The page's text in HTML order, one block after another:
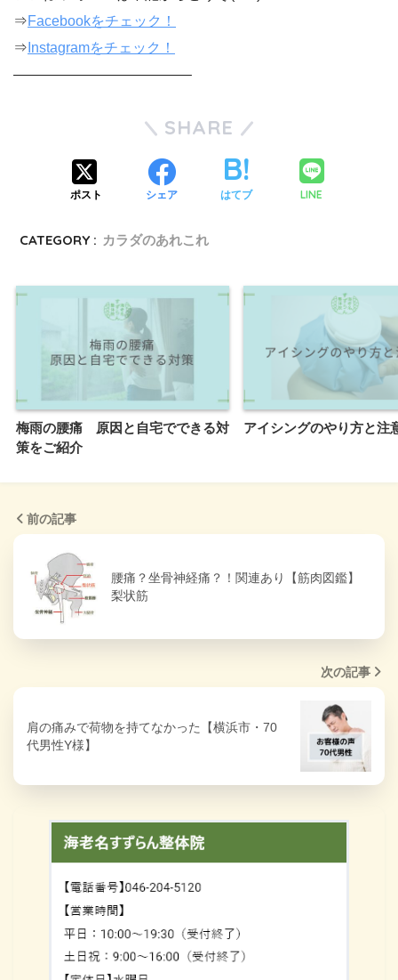
⇒Facebookをチェック！
⇒ Instagramをチェック！
————————————–
SHARE
ポスト シェア はてブ LINE
CATEGORY : カラダのあれこれ
梅雨の腰痛 原因と自宅でできる対
策をご紹介
アイシングのやり方と注
前の記事
腰痛？坐骨神経痛？！関連あり【筋肉図鑑】
梨状筋
次の記事
肩の痛みで荷物を持てなかった【横浜市・70
代男性Y様】